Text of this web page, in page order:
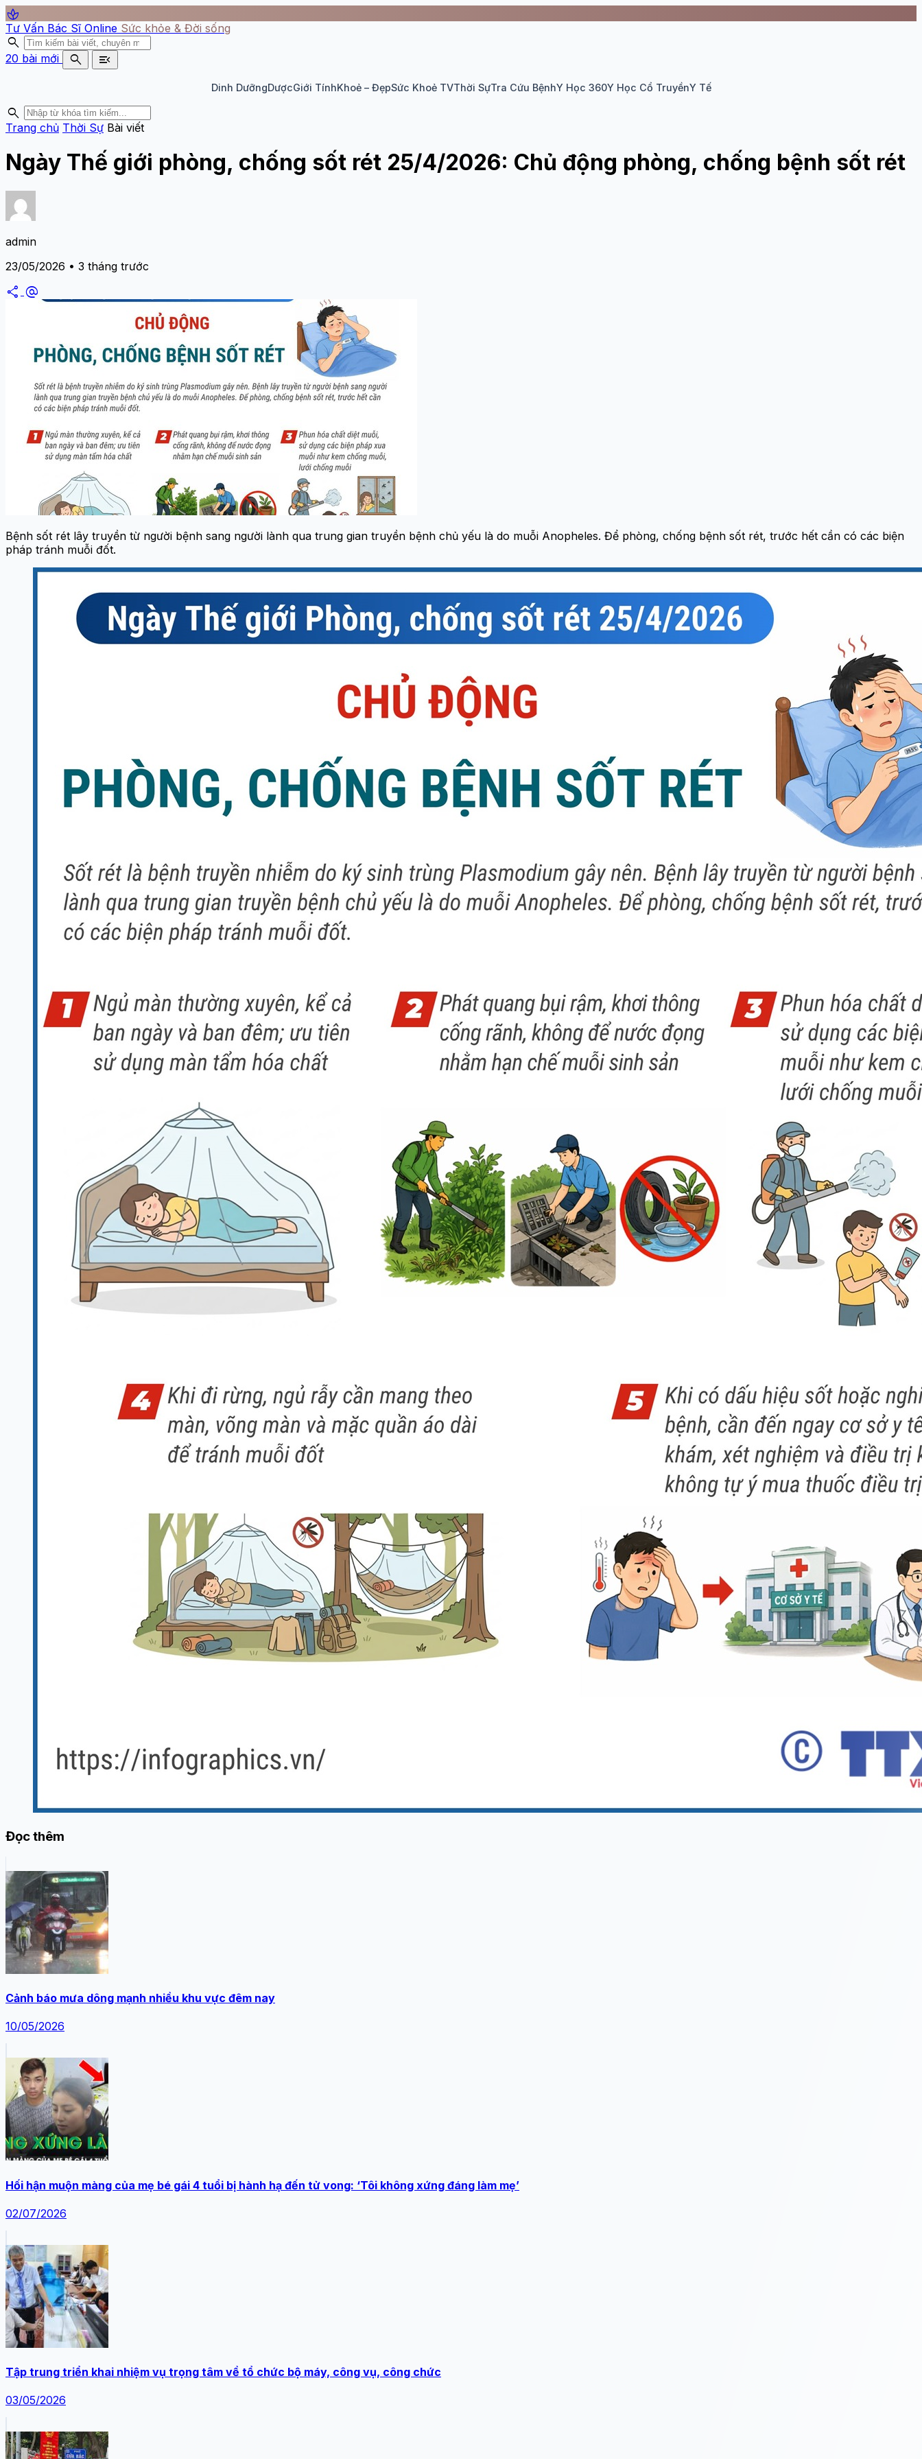
spa
Tư Vấn Bác Sĩ Online Sức khỏe & Đời sống
search
20 bài mới search menu_open
Dinh DưỡngDượcGiới TínhKhoẻ – ĐẹpSức Khoẻ TVThời SựTra Cứu BệnhY Học 360Y Học Cổ TruyềnY Tế
search
Trang chủ Thời Sự Bài viết
Ngày Thế giới phòng, chống sốt rét 25/4/2026: Chủ động phòng, chống bệnh sốt rét
admin
23/05/2026 • 3 tháng trước
share alternate_email
Bệnh sốt rét lây truyền từ người bệnh sang người lành qua trung gian truyền bệnh chủ yếu là do muỗi Anopheles. Để phòng, chống bệnh sốt rét, trước hết cần có các biện
pháp tránh muỗi đốt.
Đọc thêm
Cảnh báo mưa dông mạnh nhiều khu vực đêm nay
10/05/2026
Hối hận muộn màng của mẹ bé gái 4 tuổi bị hành hạ đến tử vong: ‘Tôi không xứng đáng làm mẹ’
02/07/2026
Tập trung triển khai nhiệm vụ trọng tâm về tổ chức bộ máy, công vụ, công chức
03/05/2026